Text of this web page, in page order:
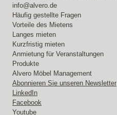
info@alvero.de
Häufig gestellte Fragen
Vorteile des Mietens
Langes mieten
Kurzfristig mieten
Anmietung für Veranstaltungen
Produkte
Alvero Möbel Management
Abonnieren Sie unseren Newsletter
LinkedIn
Facebook
Youtube